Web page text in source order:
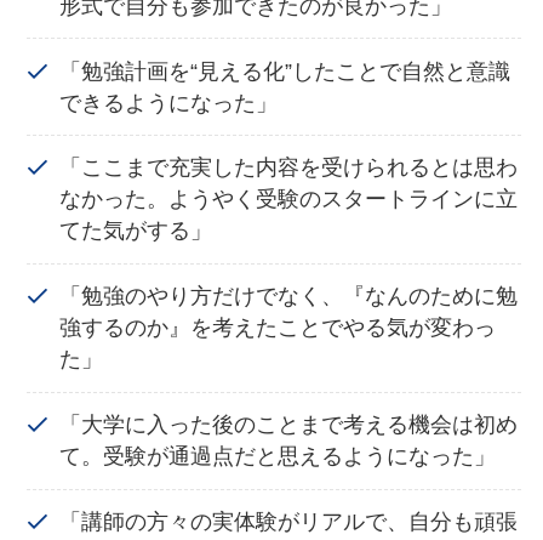
形式で自分も参加できたのが良かった」
「勉強計画を“見える化”したことで自然と意識
できるようになった」
「ここまで充実した内容を受けられるとは思わ
なかった。ようやく受験のスタートラインに立
てた気がする」
「勉強のやり方だけでなく、『なんのために勉
強するのか』を考えたことでやる気が変わっ
た」
「大学に入った後のことまで考える機会は初め
て。受験が通過点だと思えるようになった」
「講師の方々の実体験がリアルで、自分も頑張